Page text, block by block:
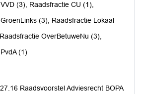
(3), Raadsfractie CU (1),
(3), Raadsfractie Lokaal
OverBetuweNu (3),
(1)
Raadsvoorstel Adviesrecht BOPA